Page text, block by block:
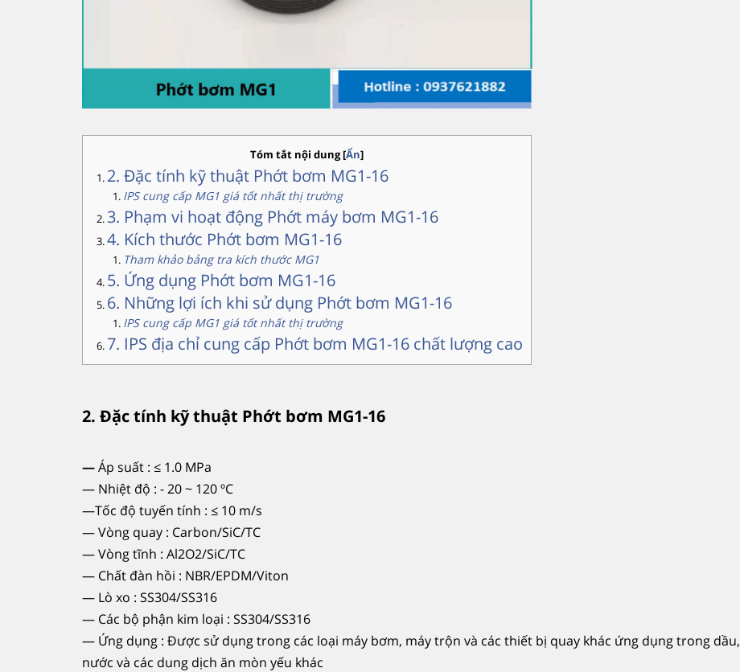
Tóm tắt nội dung[Ẩn]
2. Đặc tính kỹ thuật Phớt bơm MG1-16
IPS cung cấp MG1 giá tốt nhất thị trường
3. Phạm vi hoạt động Phớt máy bơm MG1-16
4. Kích thước Phớt bơm MG1-16
Tham khảo bảng tra kích thước MG1
5. Ứng dụng Phớt bơm MG1-16
6. Những lợi ích khi sử dụng Phớt bơm MG1-16
IPS cung cấp MG1 giá tốt nhất thị trường
7. IPS địa chỉ cung cấp Phớt bơm MG1-16 chất lượng cao
2. Đặc tính kỹ thuật Phớt bơm MG1-16
—Áp suất : ≤ 1.0 MPa
— Nhiệt độ : - 20 ~ 120 ºC
—Tốc độ tuyến tính : ≤ 10 m/s
— Vòng quay : Carbon/SiC/TC
— Vòng tĩnh : Al2O2/SiC/TC
— Chất đàn hồi : NBR/EPDM/Viton
— Lò xo : ​​SS304/SS316
— Các bộ phận kim loại : SS304/SS316
— Ứng dụng : Được sử dụng trong các loại máy bơm, máy trộn và các thiết bị quay khác ứng dụng trong dầu,
nước và các dung dịch ăn mòn yếu khác